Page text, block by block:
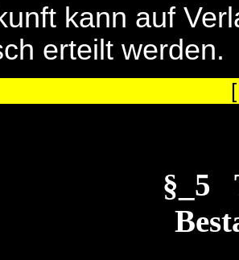
kann auf
erteilt werden.
§_5